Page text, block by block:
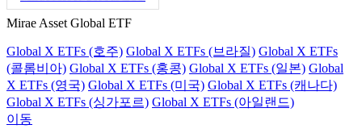
Mirae Asset Global ETF
Global X ETFs (호주) Global X ETFs (브라질) Global X ETFs
(콜롬비아) Global X ETFs (홍콩) Global X ETFs (일본) Global
X ETFs (영국) Global X ETFs (미국) Global X ETFs (캐나다)
Global X ETFs (싱가포르) Global X ETFs (아일랜드)
이동